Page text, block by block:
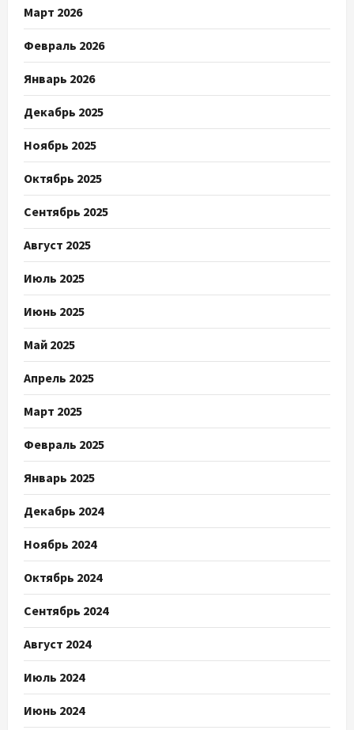
Март 2026
Февраль 2026
Январь 2026
Декабрь 2025
Ноябрь 2025
Октябрь 2025
Сентябрь 2025
Август 2025
Июль 2025
Июнь 2025
Май 2025
Апрель 2025
Март 2025
Февраль 2025
Январь 2025
Декабрь 2024
Ноябрь 2024
Октябрь 2024
Сентябрь 2024
Август 2024
Июль 2024
Июнь 2024